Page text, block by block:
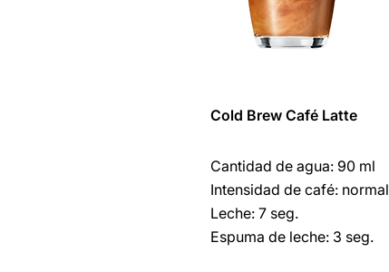
Cold BrewCafé Latte
Cantidad de agua: 90 ml
Intensidad de café: normal
Leche: 7 seg.
Espuma de leche: 3 seg.